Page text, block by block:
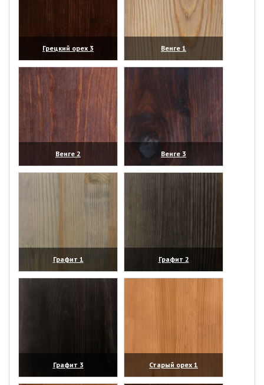
Грецкий орех 3
(увеличить)
Венге 1
(увеличить)
Венге 2
(увеличить)
Венге 3
(увеличить)
Графит 1
(увеличить)
Графит 2
(увеличить)
Графит 3
(увеличить)
Старый орех 1
(увеличить)